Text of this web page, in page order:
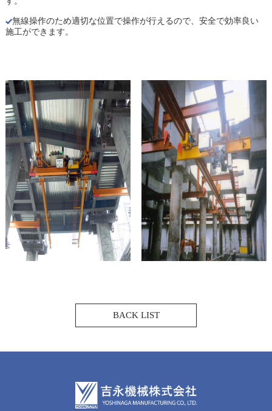
無線操作のため適切な位置で操作が行えるので、安全で効率良い
施工ができます。
BACK LIST